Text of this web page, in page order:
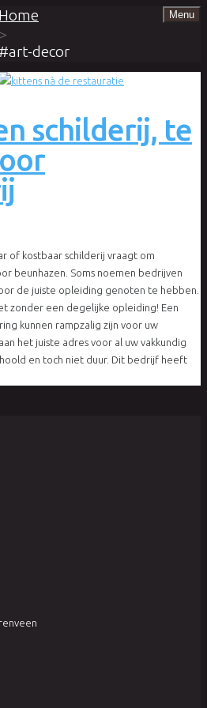
Menu
Home
>
#art-decor
schilderij, te
of kostbaar schilderij vraagt om
beunhazen. Soms noemen bedrijven
de juiste opleiding genoten te hebben.
zonder een degelijke opleiding! Een
kunnen rampzalig zijn voor uw
het juiste adres voor al uw vakkundig
en toch niet duur. Dit bedrijf heeft